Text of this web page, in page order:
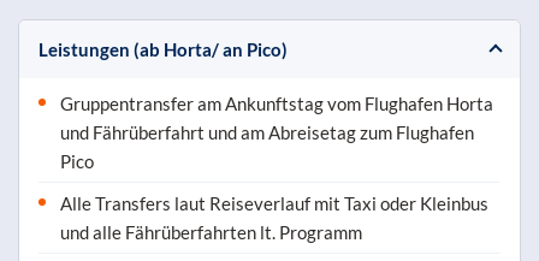
Leistungen (ab Horta/ an Pico)
Gruppentransfer am Ankunftstag vom Flughafen Horta
und Fährüberfahrt und am Abreisetag zum Flughafen
Pico
Alle Transfers laut Reiseverlauf mit Taxi oder Kleinbus
und alle Fährüberfahrten lt. Programm